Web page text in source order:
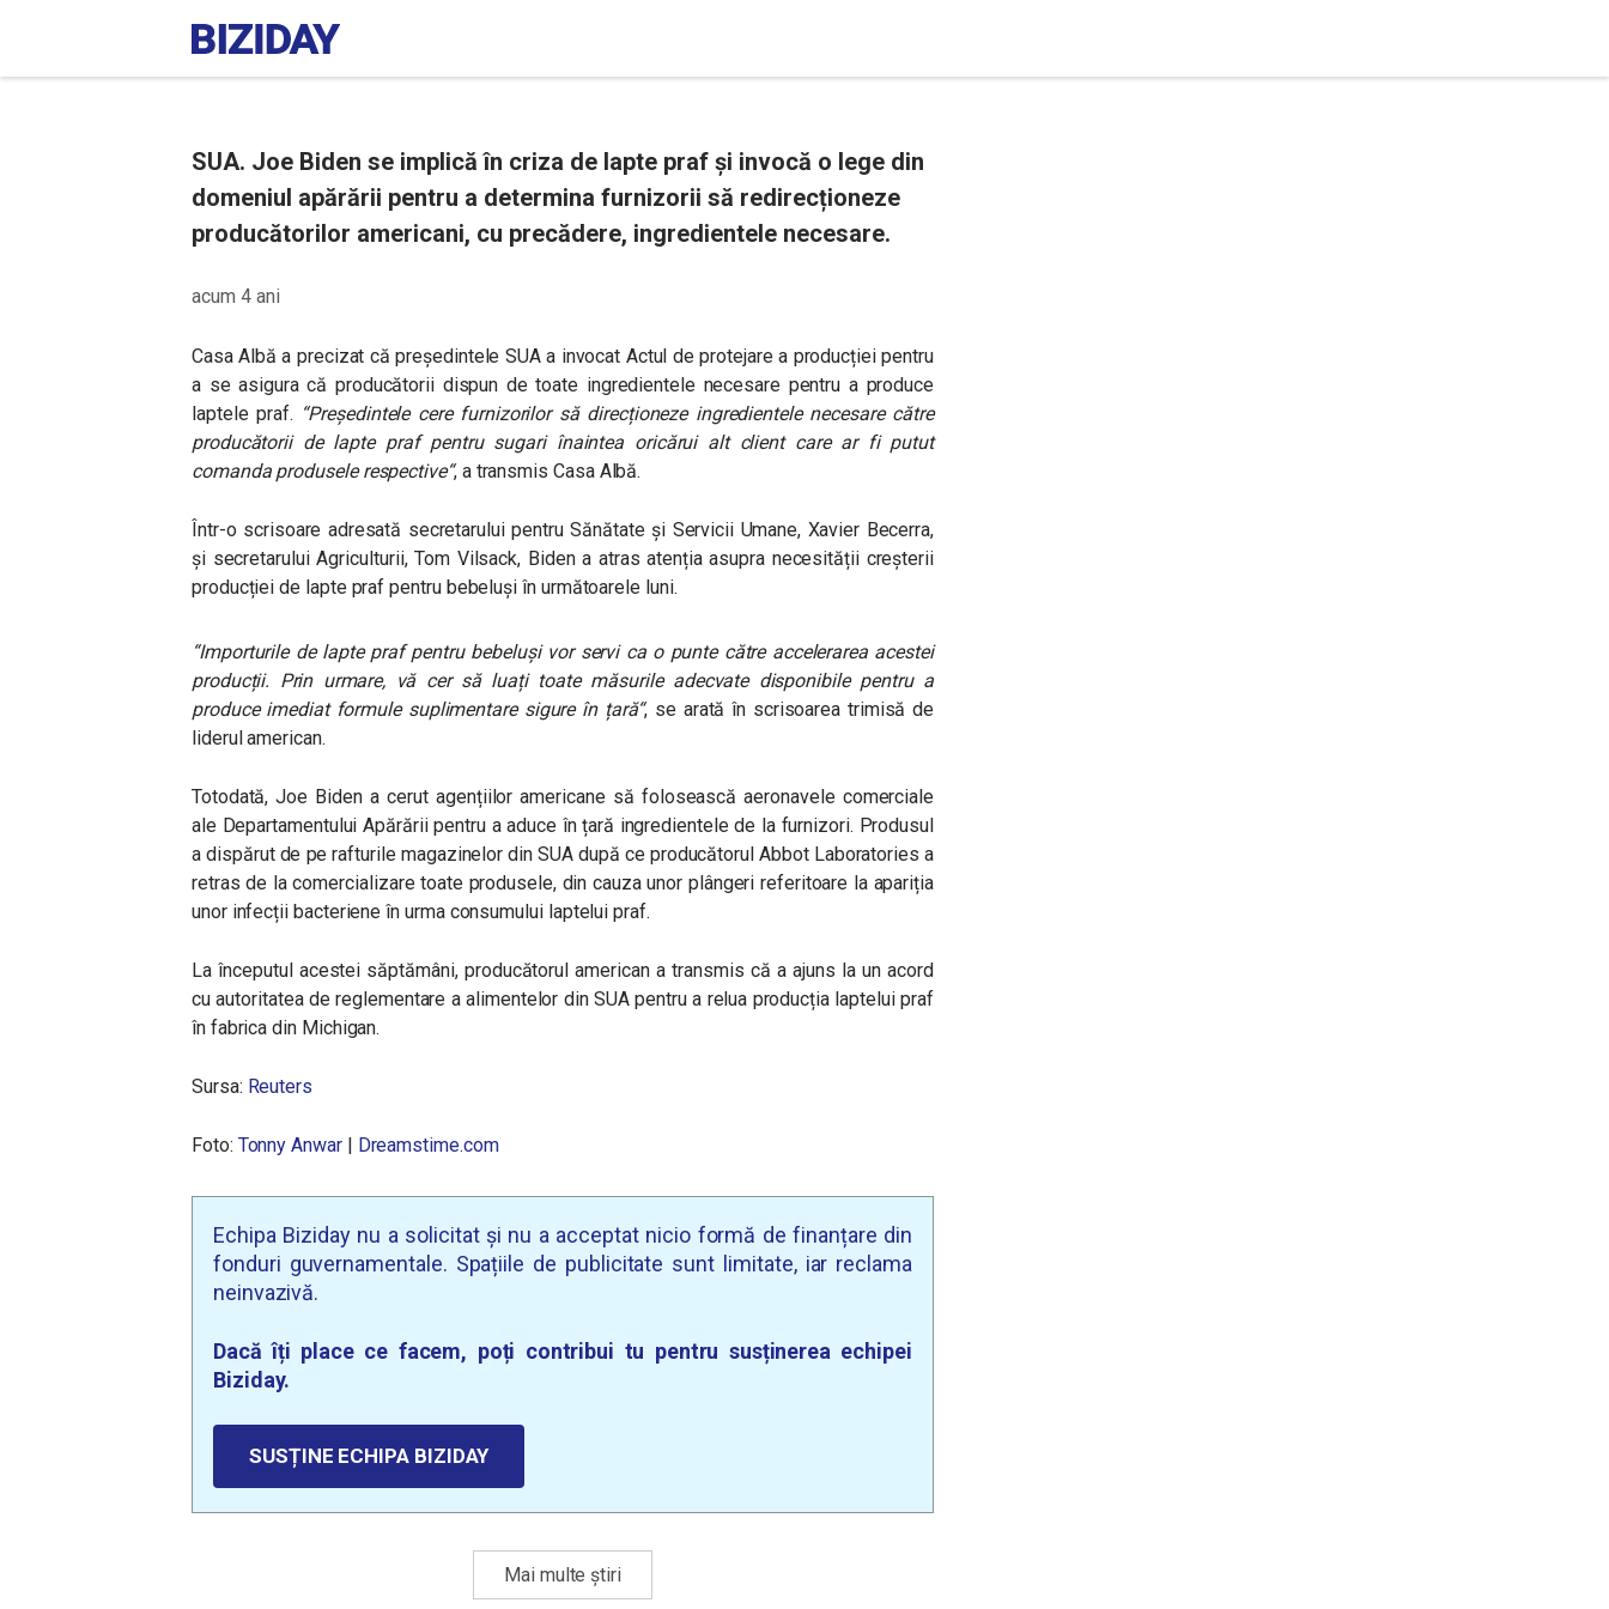
SUA. Joe Biden se implică în criza de lapte praf și invocă o lege din
domeniul apărării pentru a determina furnizorii să redirecționeze
producătorilor americani, cu precădere, ingredientele necesare.
acum 4 ani
Casa Albă a precizat că președintele SUA a invocat Actul de protejare a producției pentru
a se asigura că producătorii dispun de toate ingredientele necesare pentru a produce
laptele praf. “Președintele cere furnizorilor să direcționeze ingredientele necesare către
producătorii de lapte praf pentru sugari înaintea oricărui alt client care ar fi putut
comanda produsele respective“, a transmis Casa Albă.
Într-o scrisoare adresată secretarului pentru Sănătate și Servicii Umane, Xavier Becerra,
și secretarului Agriculturii, Tom Vilsack, Biden a atras atenția asupra necesității creșterii
producției de lapte praf pentru bebeluși în următoarele luni.
“Importurile de lapte praf pentru bebeluși vor servi ca o punte către accelerarea acestei
producții. Prin urmare, vă cer să luați toate măsurile adecvate disponibile pentru a
produce imediat formule suplimentare sigure în țară“, se arată în scrisoarea trimisă de
liderul american.
Totodată, Joe Biden a cerut agențiilor americane să folosească aeronavele comerciale
ale Departamentului Apărării pentru a aduce în țară ingredientele de la furnizori. Produsul
a dispărut de pe rafturile magazinelor din SUA după ce producătorul Abbot Laboratories a
retras de la comercializare toate produsele, din cauza unor plângeri referitoare la apariția
unor infecții bacteriene în urma consumului laptelui praf.
La începutul acestei săptămâni, producătorul american a transmis că a ajuns la un acord
cu autoritatea de reglementare a alimentelor din SUA pentru a relua producția laptelui praf
în fabrica din Michigan.
Sursa: Reuters
Foto: Tonny Anwar| Dreamstime.com
Echipa Biziday nu a solicitat și nu a acceptat nicio formă de finanțare din
fonduri guvernamentale. Spațiile de publicitate sunt limitate, iar reclama
neinvazivă.
Dacă îți place ce facem, poți contribui tu pentru susținerea echipei
Biziday.
SUSȚINE ECHIPA BIZIDAY
Mai multe știri